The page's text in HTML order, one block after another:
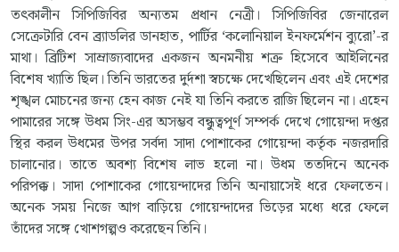
তৎকালীন সিপিজিবির অন্যতম প্রধান নেত্রী। সিপিজিবির জেনারেল
সেক্রেটারি বেন ব্র্যাডলির ডানহাত, পার্টির ‘কলোনিয়াল ইনফর্মেশন ব্যুরো’-র
মাথা। ব্রিটিশ সাম্রাজ্যবাদের একজন অনমনীয় শত্রু হিসেবে আইলিনের
বিশেষ খ্যাতি ছিল। তিনি ভারতের দুর্দশা স্বচক্ষে দেখেছিলেন এবং এই দেশের
শৃঙ্খল মোচনের জন্য হেন কাজ নেই যা তিনি করতে রাজি ছিলেন না। এহেন
পামারের সঙ্গে উধম সিং-এর অসম্ভব বন্ধুত্বপূর্ণ সম্পর্ক দেখে গোয়েন্দা দপ্তর
স্থির করল উধমের উপর সর্বদা সাদা পোশাকের গোয়েন্দা কর্তৃক নজরদারি
চালানোর। তাতে অবশ্য বিশেষ লাভ হলো না। উধম ততদিনে অনেক
পরিপক্ক। সাদা পোশাকের গোয়েন্দাদের তিনি অনায়াসেই ধরে ফেলতেন।
অনেক সময় নিজে আগ বাড়িয়ে গোয়েন্দাদের ভিড়ের মধ্যে ধরে ফেলে
তাঁদের সঙ্গে খোশগল্পও করেছেন তিনি।